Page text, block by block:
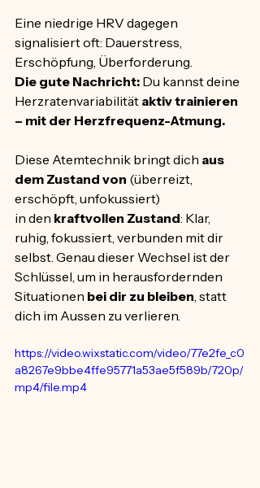
Eine niedrige HRV dagegen
signalisiert oft: Dauerstress,
Erschöpfung, Überforderung.
Die gute Nachricht: Du kannst deine
Herzratenvariabilität aktiv trainieren
– mit der Herzfrequenz-Atmung.
Diese Atemtechnik bringt dich aus
dem Zustand von (überreizt,
erschöpft, unfokussiert)
in den kraftvollen Zustand: Klar,
ruhig, fokussiert, verbunden mit dir
selbst. Genau dieser Wechsel ist der
Schlüssel, um in herausfordernden
Situationen bei dir zu bleiben, statt
dich im Aussen zu verlieren.
https://video.wixstatic.com/video/77e2fe_c0
a8267e9bbe4ffe95771a53ae5f589b/720p/
mp4/file.mp4